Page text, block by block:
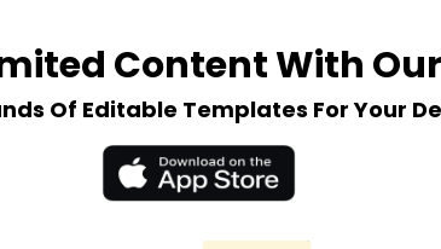
Content With
Of Editable Templates For Your